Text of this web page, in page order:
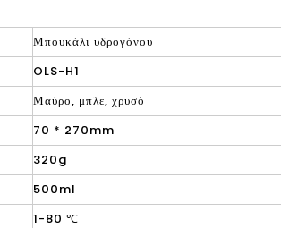
Μπουκάλι υδρογόνου
OLS-H1
Μαύρο, μπλε, χρυσό
70 * 270mm
320g
500ml
1-80 ℃